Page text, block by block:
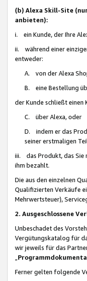
(b) Alexa Skill-Site
anbieten):
i. ein Kunde, der Ihre
ii. während einer
entweder:
A. von der Alexa
B. eine Bestellung
der Kunde schließt
C. über Alexa, oder
D. indem er das
seiner erstmaligen
iii. das Produkt, das Sie
ihm bezahlt.
Die aus den einzelnen
Qualifizierten Verkäufe
Mehrwertsteuer),
2. Ausgeschlossene
Unbeschadet des
Vergütungskatalog für
wir jeweils für das
Ferner gelten folgende